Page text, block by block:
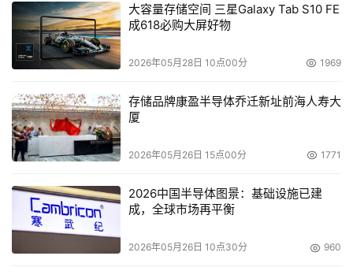
Forrester预测欧洲IT行业将面临“技工荒”困扰
欧洲各国就读IT相关专业的学生的数量逐年下降，以及人口
老龄化现象的不断恶化，该公司预测“IT技工紧缺”的窘况将
在2006年逐渐浮现出来。报告中建议欧洲公司应提前做好
员工等手段来缓解界时可能面临的压力。
OnStor战胜NetApp，获航空测绘公司“垂青”
大容量存储空间 三星Galaxy Tab S10 FE
成618必购大屏好物
2026年05月28日 10点00分 1969
存储品牌康盈半导体乔迁新址前海人寿大
厦
2026年05月26日 15点00分 1771
2026中国半导体图景：基础设施已建
成，全球市场再平衡
2026年05月26日 10点30分 960